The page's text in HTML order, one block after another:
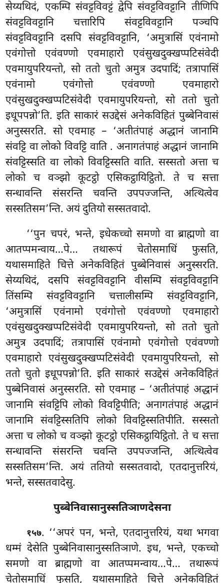
सेय्यथिदं, एकम्पि संवट्टविवट्टं द्वेपि संवट्टविवट्टानि तीणिपि
संवट्टविवट्टानि चत्तारिपि संवट्टविवट्टानि पञ्चपि
संवट्टविवट्टानि दसपि संवट्टविवट्टानि, ‘अमुत्रासिं एवंनामो
एवंगोत्तोएवंवण्णो एवमाहारो एवंसुखदुक्खप्पटिसंवेदी
एवमायुपरियन्तो, सो ततो चुतो अमुत्र उदपादिं; तत्रापासिं
एवंनामो एवंगोत्तो एवंवण्णो एवमाहारो
एवंसुखदुक्खप्पटिसंवेदी एवमायुपरियन्तो, सो ततो चुतो
इधूपपन्नो’ति. इति साकारं सउद्देसं अनेकविहितं पुब्बेनिवासं
अनुस्सरति. सो एवमाह – ‘अतीतंपाहं अद्धानं जानामि
संवट्टि वा लोको विवट्टि वाति . अनागतंपाहं अद्धानं जानामि
संवट्टिस्सति वा लोको विवट्टिस्सति वाति. सस्सतो अत्ता च
लोको च वञ्झो कूटट्ठो एसिकट्ठायिट्ठितो. ते च सत्ता
सन्धावन्ति संसरन्ति चवन्ति उपपज्जन्ति, अत्थित्वेव
सस्सतिसम’न्ति. अयं दुतियो सस्सतवादो.
‘‘पुन चपरं, भन्ते, इधेकच्चो समणो वा ब्राह्मणो वा
आतप्पमन्वाय…पे… तथारूपं चेतोसमाधिं फुसति,
यथासमाहिते चित्ते अनेकविहितं पुब्बेनिवासं अनुस्सरति.
सेय्यथिदं, दसपि संवट्टविवट्टानि वीसम्पि संवट्टविवट्टानि
तिंसम्पि संवट्टविवट्टानि चत्तालीसम्पि संवट्टविवट्टानि,
‘अमुत्रासिं एवंनामो एवंगोत्तो एवंवण्णो एवमाहारो
एवंसुखदुक्खप्पटिसंवेदी एवमायुपरियन्तो, सो ततो चुतो
अमुत्र उदपादिं; तत्रापासिं एवंनामो एवंगोत्तो एवंवण्णो
एवमाहारो एवंसुखदुक्खप्पटिसंवेदी एवमायुपरियन्तो, सो
ततो चुतो इधूपपन्नो’ति. इति साकारं सउद्देसं अनेकविहितं
पुब्बेनिवासं अनुस्सरति. सो एवमाह – ‘अतीतंपाहं अद्धानं
जानामि संवट्टिपि लोको विवट्टिपीति; अनागतंपाहं अद्धानं
जानामि संवट्टिस्सतिपि लोको विवट्टिस्सतिपीति. सस्सतो
अत्ता च लोको च वञ्झो कूटट्ठो एसिकट्ठायिट्ठितो. ते च सत्ता
सन्धावन्ति संसरन्ति चवन्ति उपपज्जन्ति, अत्थित्वेव
सस्सतिसम’न्ति. अयं ततियो सस्सतवादो, एतदानुत्तरियं,
भन्ते, सस्सतवादेसु.
पुब्बेनिवासानुस्सतिञाणदेसना
१५७. ‘‘अपरं पन, भन्ते, एतदानुत्तरियं, यथा भगवा
धम्मं देसेति पुब्बेनिवासानुस्सतिञाणे. इध, भन्ते, एकच्चो
समणो वाब्राह्मणो वा आतप्पमन्वाय…पे… तथारूपं
चेतोसमाधिं फुसति, यथासमाहिते चित्ते अनेकविहितं